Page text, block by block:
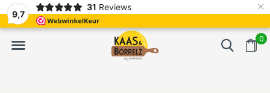
9,7
31 Reviews ×
0
Frisch geschnitten und vakuumverpackt. Meistens Lieferung